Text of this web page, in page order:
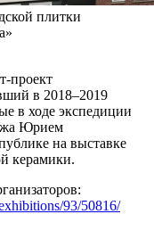
плитки
проект
в 2018–2019
в ходе экспедиции
Юрием
на выставке
керамики.
93/50816/